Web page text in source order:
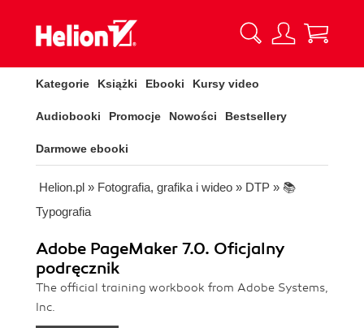
Kategorie Książki Ebooki Kursy video
Audiobooki Promocje Nowości Bestsellery
Darmowe ebooki
Helion.pl » Fotografia, grafika i wideo » DTP » 📚
Typografia
Adobe PageMaker 7.0. Oficjalny
podręcznik
The official training workbook from Adobe Systems,
Inc.